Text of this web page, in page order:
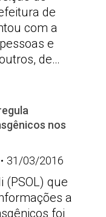
de
com a
e
de…
nos
31/03/2016
(PSOL) que
a
foi